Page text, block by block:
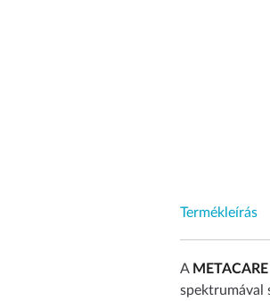
Termékleírás
A
spektrumával